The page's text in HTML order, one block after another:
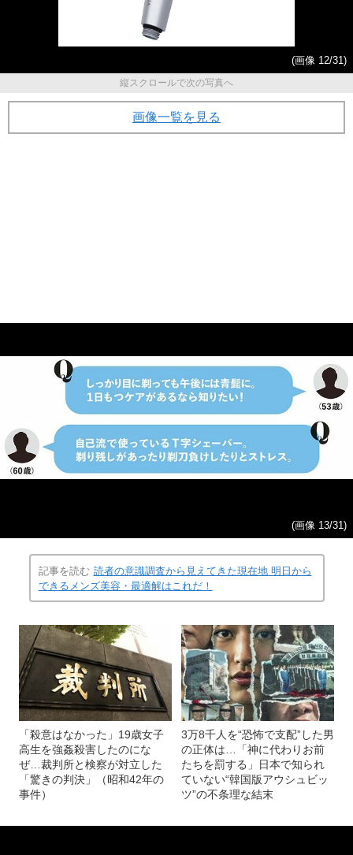
(画像 12/31)
縦スクロールで次の写真へ
画像一覧を見る
(画像 13/31)
記事を読む 読者の意識調査から見えてきた現在地 明日から
できるメンズ美容・最適解はこれだ！
「殺意はなかった」19歳女子
高生を強姦殺害したのにな
ぜ…裁判所と検察が対立した
「驚きの判決」（昭和42年の
事件）
3万8千人を“恐怖で支配”した男
の正体は…「神に代わりお前
たちを罰する」日本で知られ
ていない“韓国版アウシュビッ
ツ”の不条理な結末